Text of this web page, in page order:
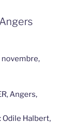
Angers,
Halbert,